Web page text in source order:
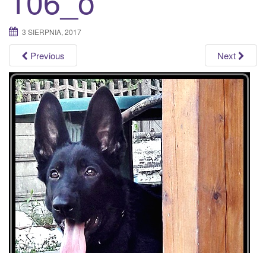
o
n
3 SIERPNIA, 2017
Previous Next